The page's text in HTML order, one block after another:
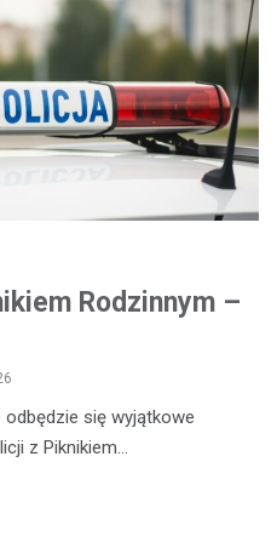
Rodzinnym –
się wyjątkowe
z Piknikiem…